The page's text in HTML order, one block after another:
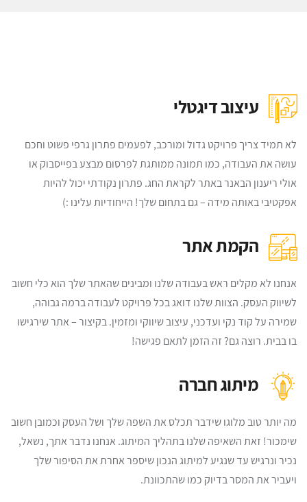
עיצוב דיגטלי
לא תמיד צריך פרויקט גדול ומורכב, לפעמים פתרון גרפי פשוט וחכם
עושה את העבודה, כמו תמונה ממותגת לפרסום מבצע בפייסבוק או
אולי ריענון הבאנר באתר לקראת החג. פתרון נקודתי יכול להיות
אפקטיבי באותה מידה – גם בתחום שלך! הייחודיות עלינו :)
הקמת אתר
אנחנו לא מקלים ראש בעבודה שלנו ומבינים שהאתר שלך הוא כלי חשוב
לשיווק העסק. הצוות שלנו דואג בכל פרויקט לעבודה ברמה גבוהה,
שמירה על קוד נקי ועדכני, עיצוב שיווקי ומזמין. בקיצור – אתר שירגישו
בו בבית. רוצה גם? זה הזמן לתאם פגישה!
מיתוג חברה
מה יותר טוב מלוגו שידבר תכלס את השפה שלך ושל העסק וכמובן חשוב
שימכור! זאת השאיפה שלנו בתהליך המיתוג. אנחנו נדבר אתך, נשאל,
נכיר ונרגיש עד שנגיע למיתוג הנכון שיספר אחרת את הסיפור שלך
ויעביר את המסר בדיוק כמו שהתכוונת.